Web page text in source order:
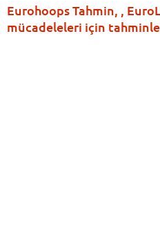
Eurohoops Tahmin, ,
mücadeleleri için